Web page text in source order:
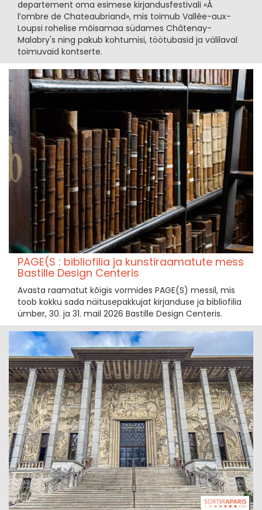
departement oma esimese kirjandusfestivali «À
l’ombre de Chateaubriand», mis toimub Vallée-aux-
Loupsi rohelise mõisamaa südames Châtenay-
Malabry's ning pakub kohtumisi, töötubasid ja välilaval
toimuvaid kontserte.
PAGE(S : bibliofilia ja kunstiraamatute mess
Bastille Design Centeris
Avasta raamatut kõigis vormides PAGE(S) messil, mis
toob kokku sada näitusepakkujat kirjanduse ja bibliofilia
ümber, 30. ja 31. mail 2026 Bastille Design Centeris.